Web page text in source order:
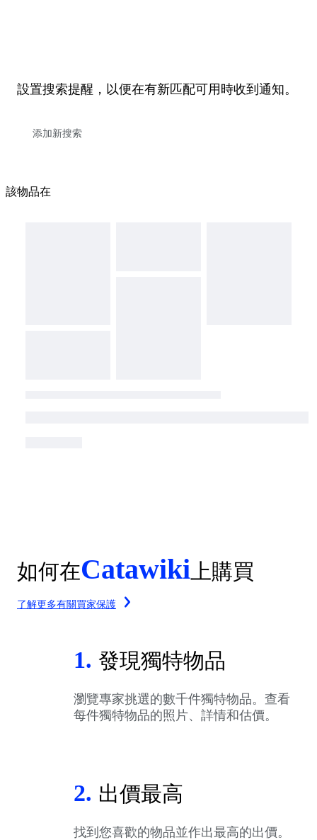
設置搜索提醒，以便在有新匹配可用時收到通知。
該物品在
如何在Catawiki 上購買
了解更多有關買家保護
1. 發現獨特物品
瀏覽專家挑選的數千件獨特物品。查看
每件獨特物品的照片、詳情和估價。
2. 出價最高
找到您喜歡的物品並作出最高的出價。